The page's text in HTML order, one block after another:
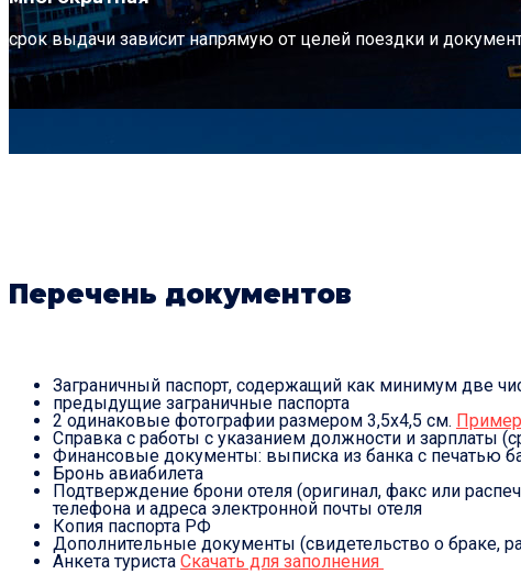
срок выдачи зависит напрямую от целей поездки и
Перечень документов
Заграничный паспорт, содержащий как минимум две
предыдущие заграничные паспорта
2 одинаковые фотографии размером 3,5х4,5 см.
Справка с работы с указанием должности и зарплаты
Финансовые документы: выписка из банка с печатью
Бронь авиабилета
Подтверждение брони отеля (оригинал, факс или
телефона и адреса электронной почты отеля
Копия паспорта РФ
Дополнительные документы (свидетельство о браке,
Анкета туриста Скачать для заполнения